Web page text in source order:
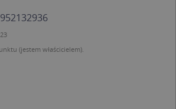
(jestem właścicielem).